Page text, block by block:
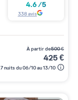
4.6/5
338avis
à partir de500€
425€
7 nuits du 06/10 au 13/10